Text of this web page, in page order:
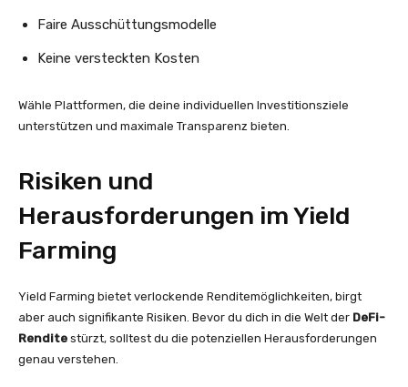
Faire Ausschüttungsmodelle
Keine versteckten Kosten
Wähle Plattformen, die deine individuellen Investitionsziele
unterstützen und maximale Transparenz bieten.
Risiken und
Herausforderungen im Yield
Farming
Yield Farming bietet verlockende Renditemöglichkeiten, birgt
aber auch signifikante Risiken. Bevor du dich in die Welt der DeFi-
Rendite stürzt, solltest du die potenziellen Herausforderungen
genau verstehen.